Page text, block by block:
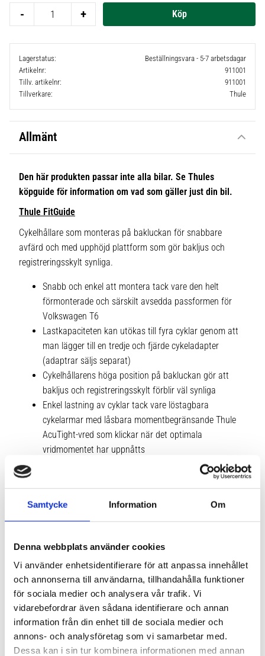
Samtycke Information Om
Denna webbplats använder cookies
Vi använder enhetsidentifierare för att anpassa innehållet
och annonserna till användarna, tillhandahålla funktioner
för sociala medier och analysera vår trafik. Vi
vidarebefordrar även sådana identifierare och annan
information från din enhet till de sociala medier och
annons- och analysföretag som vi samarbetar med.
Dessa kan i sin tur kombinera informationen med annan
+
-
Lagerstatus
Beställningsvara - 5-7 arbetsdagar
Artikelnr
911001
Tillv. artikelnr
911001
Tillverkare
Thule
Allmänt
Den här produkten passar inte alla bilar. Se Thules
köpguide för information om vad som gäller just din bil.
Thule FitGuide
Cykelhållare som monteras på bakluckan för snabbare
avfärd och med upphöjd plattform som gör bakljus och
registreringsskylt synliga.
Snabb och enkel att montera tack vare den helt
förmonterade och särskilt avsedda passformen för
Volkswagen T6
Lastkapaciteten kan utökas till fyra cyklar genom att
man lägger till en tredje och fjärde cykeladapter
(adaptrar säljs separat)
Cykelhållarens höga position på bakluckan gör att
bakljus och registreringsskylt förblir väl synliga
Enkel lastning av cyklar tack vare löstagbara
cykelarmar med låsbara momentbegränsande Thule
AcuTight-vred som klickar när det optimala
vridmomentet har uppnåtts
Enkel lastning av cyklar tack vare relingar som skjuts
med pumpspännen
Plattformen fälls upp vertikalt mot bagageutrymmet
Cyklarna kan låsas fast i cykelhållaren (lås ingår)
Möjligt att öppna fordonets bagageutrymme utan
monterade cyklar
Tekniska specifikationer